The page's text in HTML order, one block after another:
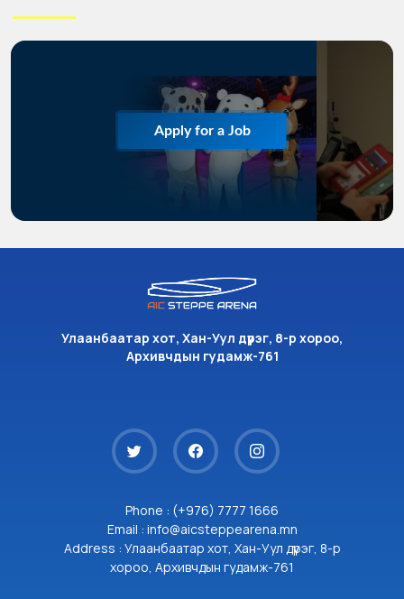
Apply for a Job
Улаанбаатар хот, Хан-Уул дүүрэг, 8-р хороо,
Архивчдын гудамж-761
Phone : (+976) 7777 1666
Email : info@aicsteppearena.mn
Address : Улаанбаатар хот, Хан-Уул дүүрэг, 8-р
хороо, Архивчдын гудамж-761